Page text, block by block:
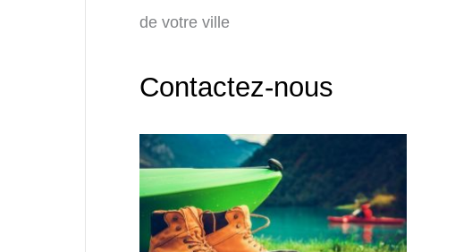
de votre ville
Contactez-nous